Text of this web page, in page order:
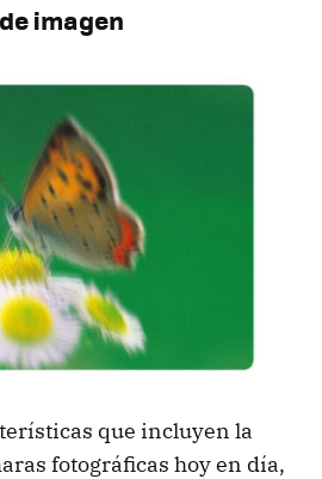
imagen
que incluyen la
fotográficas hoy en día,